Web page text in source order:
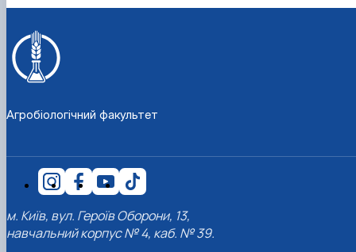
Агробіологічний факультет
м. Київ, вул. Героїв Оборони, 13,
навчальний корпус № 4, каб. № 39.